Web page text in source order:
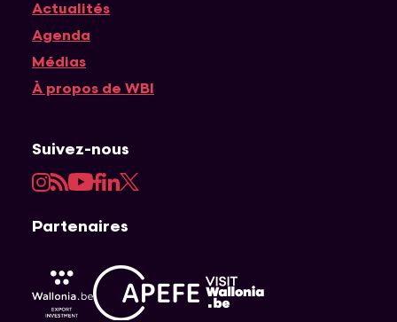
Actualités
Agenda
Médias
À propos de WBI
Suivez-nous
Instagram
RSSYouTube
Facebook
LinkedIn
Twitter
Partenaires
AWEX
Visit Wallonia